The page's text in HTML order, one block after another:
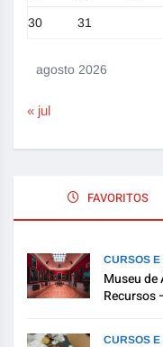
agosto 2026
30 31
« jul
FAVORITOS
CURSOS
Museu de
Recursos
CURSOS